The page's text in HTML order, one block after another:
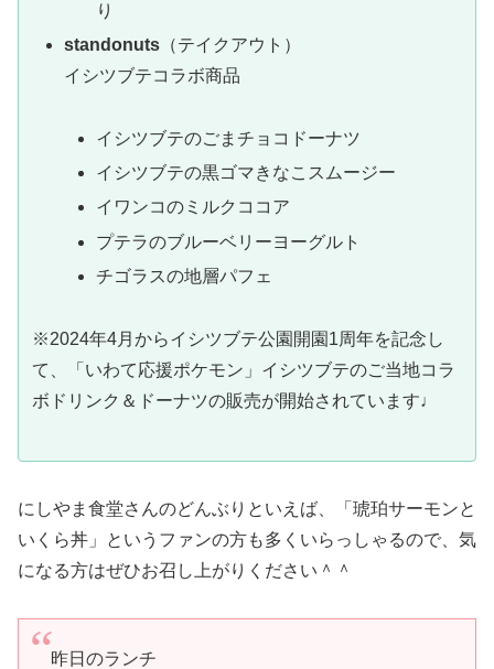
り
standonuts （テイクアウト）
イシツブテコラボ商品
イシツブテのごまチョコドーナツ
イシツブテの黒ゴマきなこスムージー
イワンコのミルクココア
プテラのブルーベリーヨーグルト
チゴラスの地層パフェ
※2024年4月からイシツブテ公園開園1周年を記念し
て、「いわて応援ポケモン」イシツブテのご当地コラ
ボドリンク＆ドーナツの販売が開始されています♩
にしやま食堂さんのどんぶりといえば、「琥珀サーモンと
いくら丼」というファンの方も多くいらっしゃるので、気
になる方はぜひお召し上がりください＾＾
昨日のランチ